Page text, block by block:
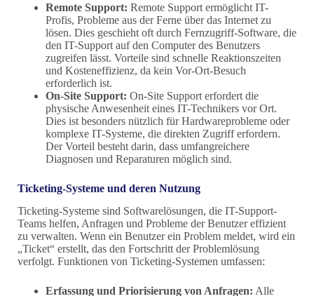
Remote Support: Remote Support ermöglicht IT-
Profis, Probleme aus der Ferne über das Internet zu
lösen. Dies geschieht oft durch Fernzugriff-Software, die
den IT-Support auf den Computer des Benutzers
zugreifen lässt. Vorteile sind schnelle Reaktionszeiten
und Kosteneffizienz, da kein Vor-Ort-Besuch
erforderlich ist.
On-Site Support: On-Site Support erfordert die
physische Anwesenheit eines IT-Technikers vor Ort.
Dies ist besonders nützlich für Hardwareprobleme oder
komplexe IT-Systeme, die direkten Zugriff erfordern.
Der Vorteil besteht darin, dass umfangreichere
Diagnosen und Reparaturen möglich sind.
Ticketing-Systeme und deren Nutzung
Ticketing-Systeme sind Softwarelösungen, die IT-Support-
Teams helfen, Anfragen und Probleme der Benutzer effizient
zu verwalten. Wenn ein Benutzer ein Problem meldet, wird ein
„Ticket“ erstellt, das den Fortschritt der Problemlösung
verfolgt. Funktionen von Ticketing-Systemen umfassen:
Erfassung und Priorisierung von Anfragen: Alle